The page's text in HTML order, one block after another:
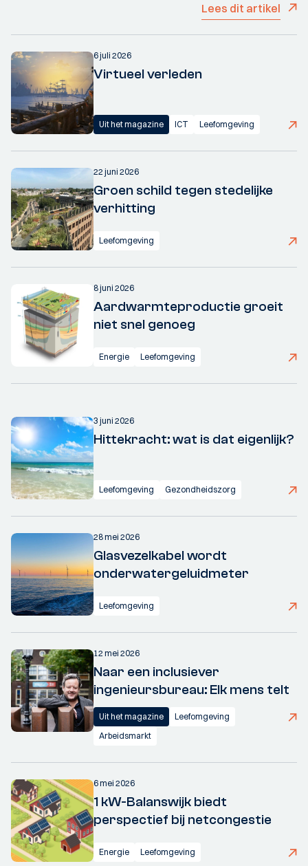
Lees dit artikel
6 juli 2026
Virtueel verleden
Uit het magazine ICT Leefomgeving
22 juni 2026
Groen schild tegen stedelijke
verhitting
Leefomgeving
8 juni 2026
Aardwarmteproductie groeit
niet snel genoeg
Energie Leefomgeving
3 juni 2026
Hittekracht: wat is dat eigenlijk?
Leefomgeving Gezondheidszorg
28 mei 2026
Glasvezelkabel wordt
onderwatergeluidmeter
Leefomgeving
12 mei 2026
Naar een inclusiever
ingenieursbureau: Elk mens telt
Uit het magazine
Leefomgeving
Arbeidsmarkt
6 mei 2026
1 kW-Balanswijk biedt
perspectief bij netcongestie
Energie Leefomgeving